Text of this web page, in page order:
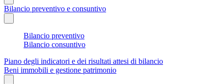
Bilancio preventivo e consuntivo
Bilancio preventivo
Bilancio consuntivo
Piano degli indicatori e dei risultati attesi di bilancio
Beni immobili e gestione patrimonio